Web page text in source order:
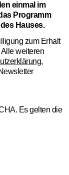
einmal im
einmal im
Programm
Hauses.
zum Erhalt
weiteren
,
Es gelten die